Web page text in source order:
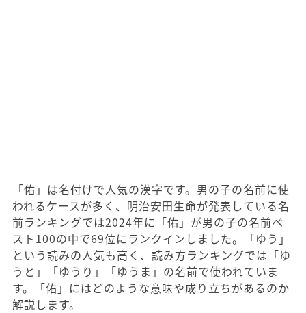
「佑」は名付けで人気の漢字です。男の子の名前に使
われるケースが多く、明治安田生命が発表している名
前ランキングでは2024年に「佑」が男の子の名前ベ
スト100の中で69位にランクインしました。「ゆう」
という読みの人気も高く、読み方ランキングでは「ゆ
うと」「ゆうり」「ゆうま」の名前で使われていま
す。「佑」にはどのような意味や成り立ちがあるのか
解説します。